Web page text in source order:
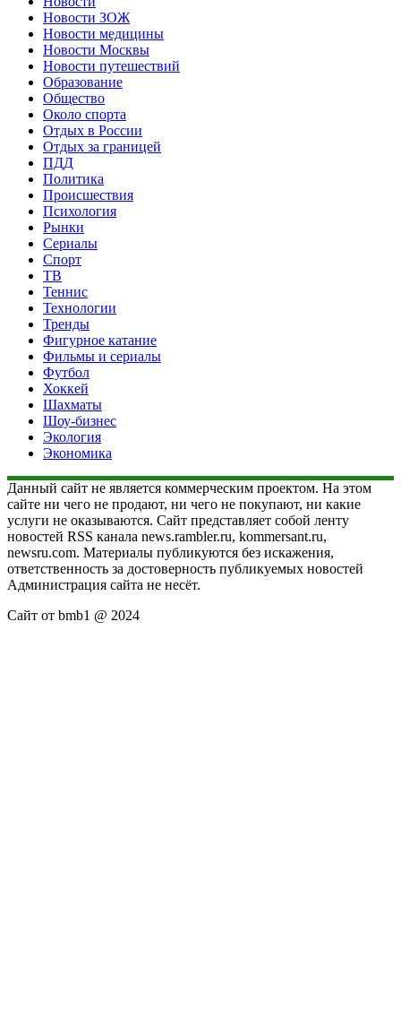
Новости ЗОЖ
Новости медицины
Новости Москвы
Новости путешествий
Образование
Общество
Около спорта
Отдых в России
Отдых за границей
ПДД
Политика
Происшествия
Психология
Рынки
Сериалы
Спорт
ТВ
Теннис
Технологии
Тренды
Фигурное катание
Фильмы и сериалы
Футбол
Хоккей
Шахматы
Шоу-бизнес
Экология
Экономика
Данный сайт не является коммерческим проектом. На этом
сайте ни чего не продают, ни чего не покупают, ни какие
услуги не оказываются. Сайт представляет собой ленту
новостей RSS канала news.rambler.ru, kommersant.ru,
newsru.com. Материалы публикуются без искажения,
ответственность за достоверность публикуемых новостей
Администрация сайта не несёт.
Сайт от bmb1 @ 2024